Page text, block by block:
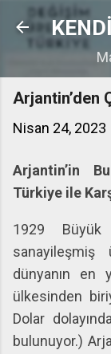
Arjantin’den
Nisan 24, 2023
Arjantin’in
Türkiye ile
1929 Büyük
sanayileşmiş
dünyanın en
ülkesinden
Dolar
bulunuyor.)